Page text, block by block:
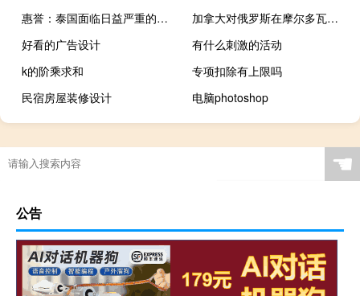
惠誉：泰国面临日益严重的全球不利因素泰国的经济复苏可能受到全球经济放缓的限制新的联合政府的经济刺激政策可能导致政府债务增加
加拿大对俄罗斯在摩尔多瓦的合作者实施新制裁涉及9名摩尔多瓦个人和6家电视台
好看的广告设计
有什么刺激的活动
k的阶乘求和
专项扣除有上限吗
民宿房屋装修设计
电脑photoshop
☚
公告